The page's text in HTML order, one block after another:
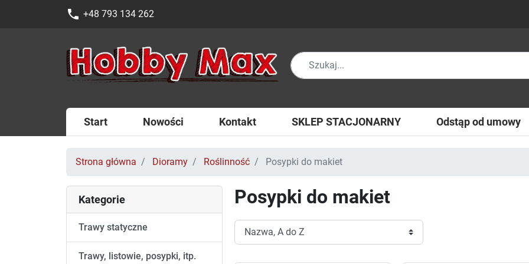
phone +48 793 134 262
Start Nowości Kontakt SKLEP STACJONARNY Odstąp od umowy
Strona główna Dioramy Roślinność Posypki do makiet
Kategorie
Trawy statyczne
Trawy, listowie, posypki, itp.
Posypki do makiet